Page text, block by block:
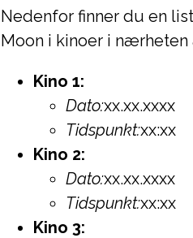
Nedenfor finner du en
Moon i kinoer i nærheten
Kino 1:
Dato:xx.xx.xxxx
Tidspunkt:xx:xx
Kino 2:
Dato:xx.xx.xxxx
Tidspunkt:xx:xx
Kino 3: